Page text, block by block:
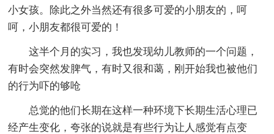
小女孩。除此之外当然还有很多可爱的小朋友的，呵
呵，小朋友都很可爱的！
这半个月的实习，我也发现幼儿教师的一个问题，
有时会突然发脾气，有时又很和蔼，刚开始我也被他们
的行为吓的够呛
总觉的他们长期在这样一种环境下长期生活心理已
经产生变化，夸张的说就是有些行为让人感觉有点变